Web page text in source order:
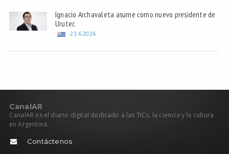
Ignacio Archavaleta asume como nuevo presidente de
Urutec
23.6.2026
CanalAR
CanalAR es el diario digital dedicado a las TICs, la ciencia y la cultura
en Argentina.
Contáctenos